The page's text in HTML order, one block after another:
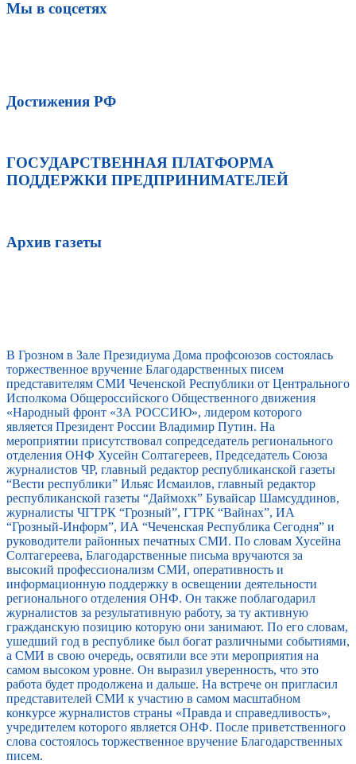
Мы в соцсетях
Достижения РФ
ГОСУДАРСТВЕННАЯ ПЛАТФОРМА
ПОДДЕРЖКИ ПРЕДПРИНИМАТЕЛЕЙ
Архив газеты
В Грозном в Зале Президиума Дома профсоюзов состоялась
торжественное вручение Благодарственных писем
представителям СМИ Чеченской Республики от Центрального
Исполкома Общероссийского Общественного движения
«Народный фронт «ЗА РОССИЮ», лидером которого
является Президент России Владимир Путин. На
мероприятии присутствовал сопредседатель регионального
отделения ОНФ Хусейн Солтагереев, Председатель Союза
журналистов ЧР, главный редактор республиканской газеты
“Вести республики” Ильяс Исмаилов, главный редактор
республиканской газеты “Даймохк” Бувайсар Шамсуддинов,
журналисты ЧГТРК “Грозный”, ГТРК “Вайнах”, ИА
“Грозный-Информ”, ИА “Чеченская Республика Сегодня” и
руководители районных печатных СМИ. По словам Хусейна
Солтагереева, Благодарственные письма вручаются за
высокий профессионализм СМИ, оперативность и
информационную поддержку в освещении деятельности
регионального отделения ОНФ. Он также поблагодарил
журналистов за результативную работу, за ту активную
гражданскую позицию которую они занимают. По его словам,
ушедший год в республике был богат различными событиями,
а СМИ в свою очередь, освятили все эти мероприятия на
самом высоком уровне. Он выразил уверенность, что это
работа будет продолжена и дальше. На встрече он пригласил
представителей СМИ к участию в самом масштабном
конкурсе журналистов страны «Правда и справедливость»,
учредителем которого является ОНФ. После приветственного
слова состоялось торжественное вручение Благодарственных
писем.